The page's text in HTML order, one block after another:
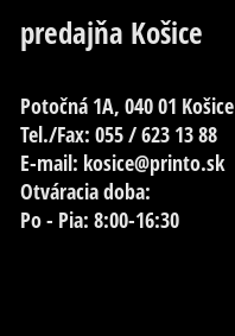
predajňa Košice
Potočná 1A, 040 01 Košice
Tel./Fax: 055 / 623 13 88
E-mail: kosice@printo.sk
Otváracia doba:
Po - Pia: 8:00-16:30